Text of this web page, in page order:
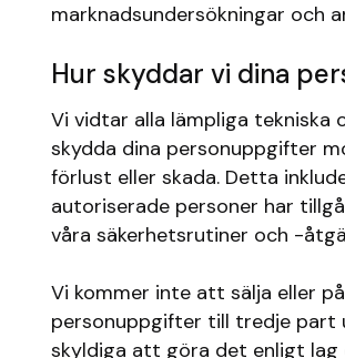
marknadsundersökningar och
Hur skyddar vi dina
Vi vidtar alla lämpliga
skydda dina personuppgifter
förlust eller skada. Detta
autoriserade personer har
våra säkerhetsrutiner och -
Vi kommer inte att sälja eller
personuppgifter till tredje part
skyldiga att göra det enligt